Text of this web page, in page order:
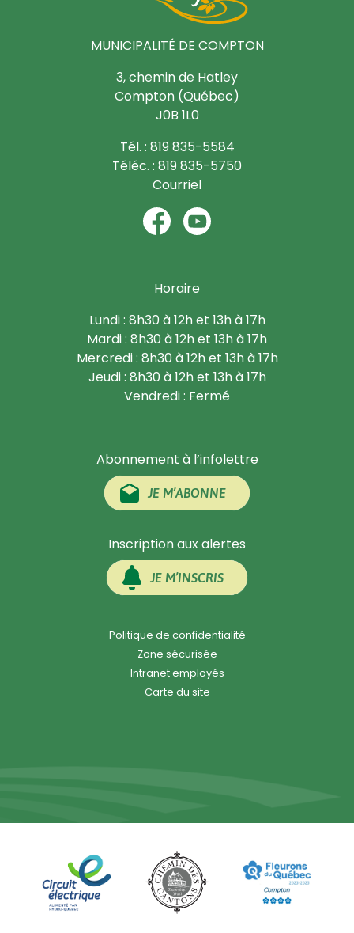
MUNICIPALITÉ DE COMPTON
3, chemin de Hatley
Compton (Québec)
J0B 1L0
Tél. : 819 835-5584
Téléc. : 819 835-5750
Courriel
Horaire
Lundi : 8h30 à 12h et 13h à 17h
Mardi : 8h30 à 12h et 13h à 17h
Mercredi : 8h30 à 12h et 13h à 17h
Jeudi : 8h30 à 12h et 13h à 17h
Vendredi : Fermé
Abonnement à l’infolettre
JE M’ABONNE
Inscription aux alertes
JE M’INSCRIS
Politique de confidentialité
Zone sécurisée
Intranet employés
Carte du site